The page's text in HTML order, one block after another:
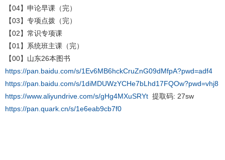
【04】申论早课（完）
【03】专项点拨（完）
【02】常识专项课
【01】系统班主课（完）
【00】山东26本图书
https://pan.baidu.com/s/1Ev6MB6hckCruZnG09dMfpA?pwd=adf4
https://pan.baidu.com/s/1diMDUWzYCHe7bLhd17FQOw?pwd=vhj8
https://www.aliyundrive.com/s/gHg4MXuSRYt 提取码: 27sw
https://pan.quark.cn/s/1e6eab9cb7f0